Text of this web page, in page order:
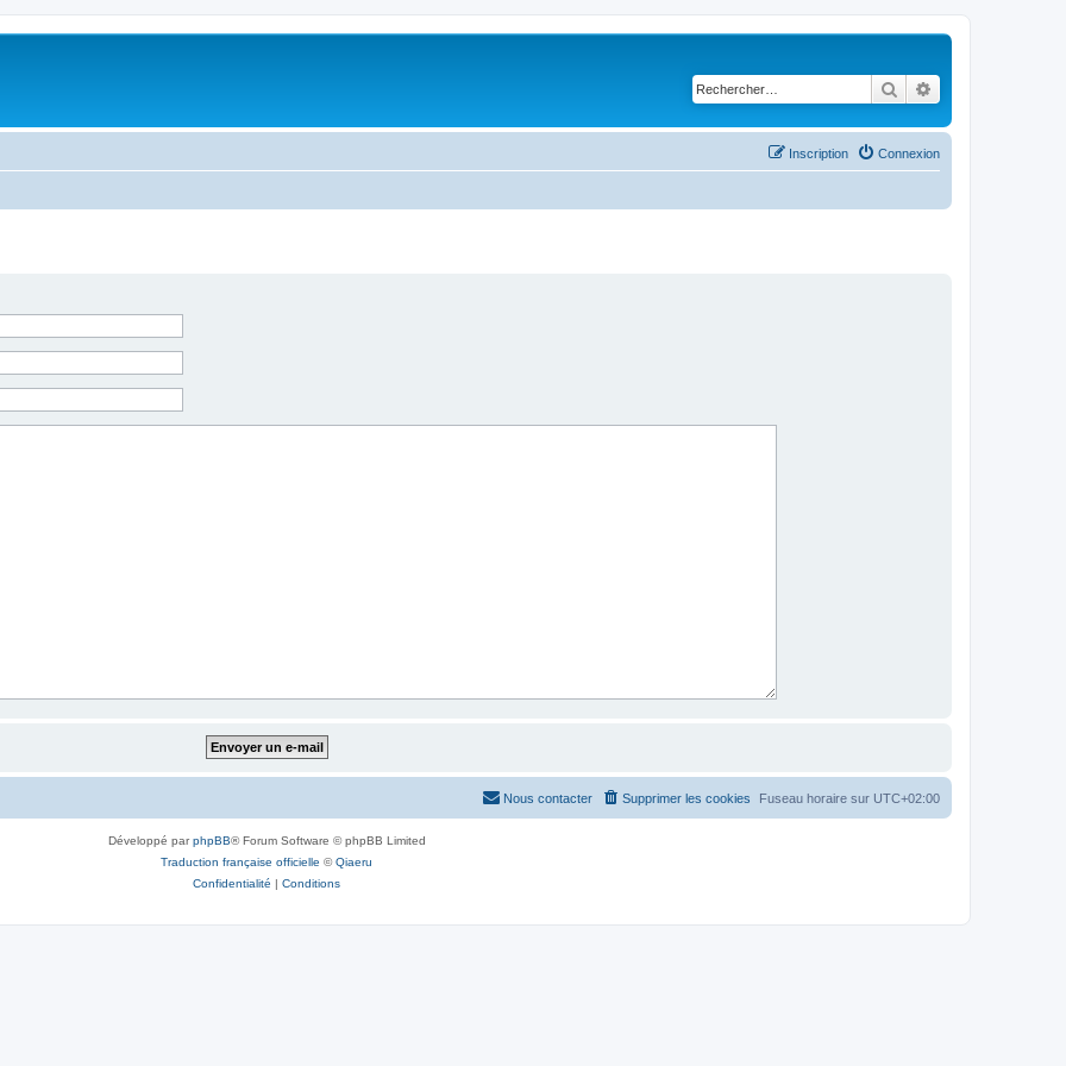
Rechercher
Connexion
Inscription
Fuseau horaire sur UTC+02:00
Supprimer les cookies
Nous contacter
Développé parphpBB® Forum Software © phpBB Limited
Traduction française officielle ©Qiaeru
Confidentialité | Conditions